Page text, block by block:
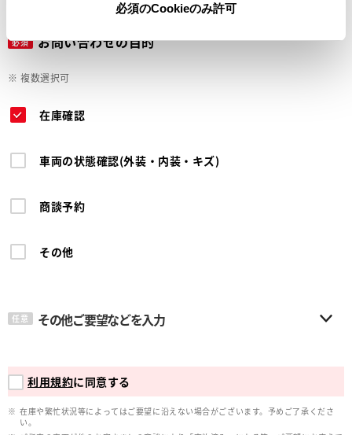
必須のCookieのみ許可
必須 お問い合わせの目的
※ 複数選択可
在庫確認
車両の状態確認(外装・内装・キズ)
商談予約
その他
任意 その他ご要望などを入力
利用規約に同意する
在庫や繁忙状況等によってはご要望に沿えない場合がございます。予めご了承くださ
い。